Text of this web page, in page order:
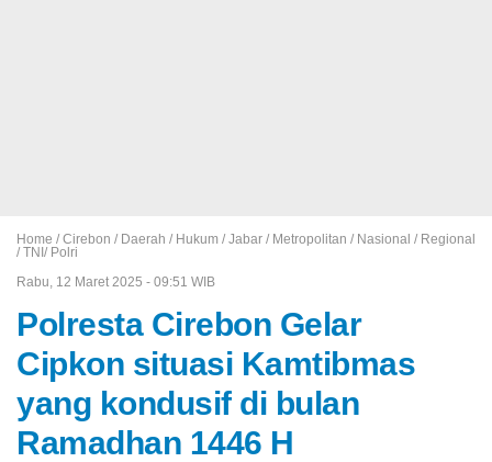
Home / Cirebon / Daerah / Hukum / Jabar / Metropolitan / Nasional / Regional
/ TNI/ Polri
Rabu, 12 Maret 2025 - 09:51 WIB
Polresta Cirebon Gelar
Cipkon situasi Kamtibmas
yang kondusif di bulan
Ramadhan 1446 H